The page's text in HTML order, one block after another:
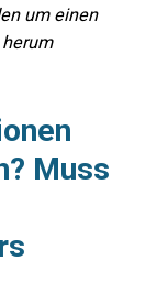
um einen
Muss